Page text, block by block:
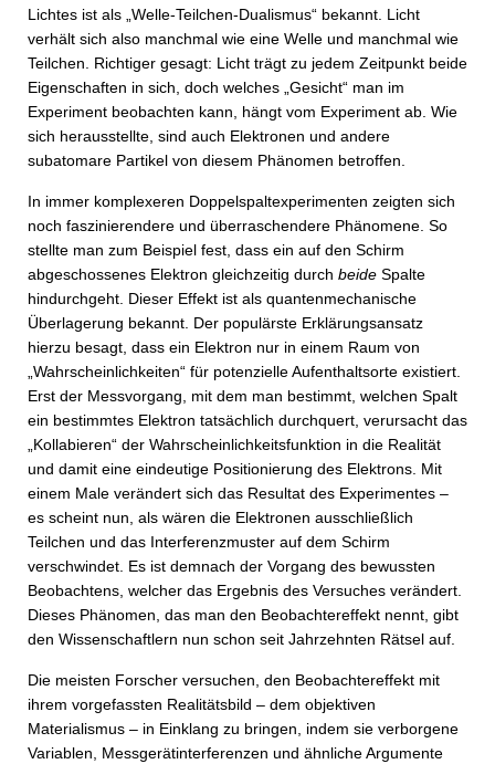
Lichtes ist als „Welle-Teilchen-Dualismus“ bekannt. Licht
verhält sich also manchmal wie eine Welle und manchmal wie
Teilchen. Richtiger gesagt: Licht trägt zu jedem Zeitpunkt beide
Eigenschaften in sich, doch welches „Gesicht“ man im
Experiment beobachten kann, hängt vom Experiment ab. Wie
sich herausstellte, sind auch Elektronen und andere
subatomare Partikel von diesem Phänomen betroffen.
In immer komplexeren Doppelspaltexperimenten zeigten sich
noch faszinierendere und überraschendere Phänomene. So
stellte man zum Beispiel fest, dass ein auf den Schirm
abgeschossenes Elektron gleichzeitig durch beide Spalte
hindurchgeht. Dieser Effekt ist als quantenmechanische
Überlagerung bekannt. Der populärste Erklärungsansatz
hierzu besagt, dass ein Elektron nur in einem Raum von
„Wahrscheinlichkeiten“ für potenzielle Aufenthaltsorte existiert.
Erst der Messvorgang, mit dem man bestimmt, welchen Spalt
ein bestimmtes Elektron tatsächlich durchquert, verursacht das
„Kollabieren“ der Wahrscheinlichkeitsfunktion in die Realität
und damit eine eindeutige Positionierung des Elektrons. Mit
einem Male verändert sich das Resultat des Experimentes –
es scheint nun, als wären die Elektronen ausschließlich
Teilchen und das Interferenzmuster auf dem Schirm
verschwindet. Es ist demnach der Vorgang des bewussten
Beobachtens, welcher das Ergebnis des Versuches verändert.
Dieses Phänomen, das man den Beobachtereffekt nennt, gibt
den Wissenschaftlern nun schon seit Jahrzehnten Rätsel auf.
Die meisten Forscher versuchen, den Beobachtereffekt mit
ihrem vorgefassten Realitätsbild – dem objektiven
Materialismus – in Einklang zu bringen, indem sie verborgene
Variablen, Messgerätinterferenzen und ähnliche Argumente